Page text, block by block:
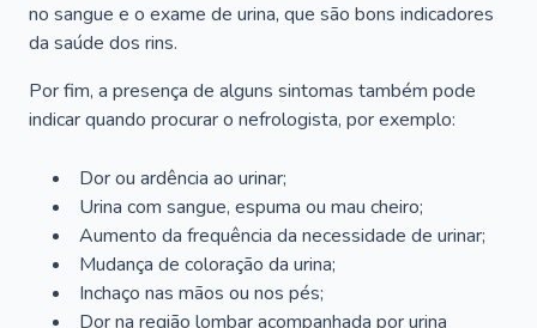
no sangue e o exame de urina, que são bons indicadores
da saúde dos rins.
Por fim, a presença de alguns sintomas também pode
indicar quando procurar o nefrologista, por exemplo:
Dor ou ardência ao urinar;
Urina com sangue, espuma ou mau cheiro;
Aumento da frequência da necessidade de urinar;
Mudança de coloração da urina;
Inchaço nas mãos ou nos pés;
Dor na região lombar acompanhada por urina